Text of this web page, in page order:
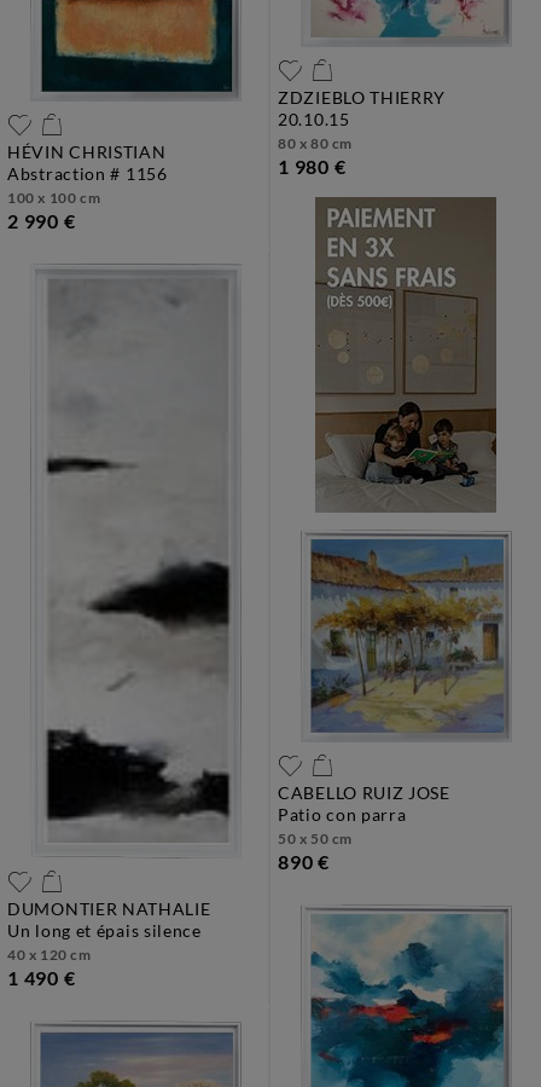
HÉVIN CHRISTIAN
abstraction # 1156
100 x 100 cm
2 990 €
ZDZIEBLO THIERRY
20.10.15
80 x 80 cm
1 980 €
DUMONTIER NATHALIE
un long et épais silence
40 x 120 cm
1 490 €
CABELLO RUIZ JOSE
patio con parra
50 x 50 cm
890 €